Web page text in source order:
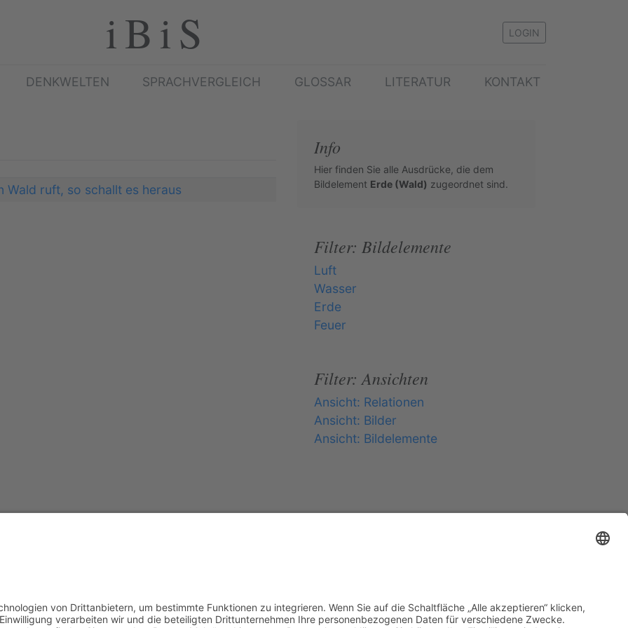
iBiS LOGIN
DENKWELTEN SPRACHVERGLEICH GLOSSAR LITERATUR KONTAKT
Wald ruft, so schallt es heraus
Info
Hier finden Sie alle Ausdrücke, die dem
Bildelement Erde (Wald) zugeordnet sind.
Filter: Bildelemente
Luft
Wasser
Erde
Feuer
Filter: Ansichten
Ansicht: Relationen
Ansicht: Bilder
Ansicht: Bildelemente
Impressum|Datenschutz|Sitemap|Seitenanfang